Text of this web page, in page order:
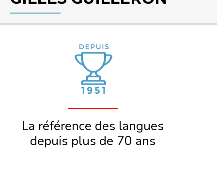
La référence des langues
depuis plus de 70 ans